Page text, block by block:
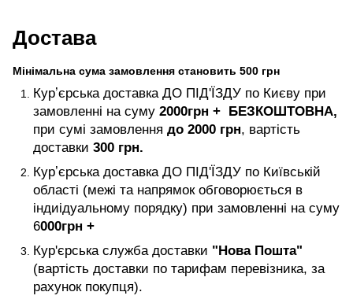
Достава
Мінімальна сума замовлення становить 500 грн
Курʼєрська доставка ДО ПІД'ЇЗДУ по Києву при
замовленні на суму 2000грн + БЕЗКОШТОВНА,
при сумі замовлення до 2000 грн, вартість
доставки 300 грн.
Курʼєрська доставка ДО ПІД'ЇЗДУ по Київській
області (межі та напрямок обговорюється в
індиідуальному порядку) при замовленні на суму
6000грн +
Кур'єрська служба доставки "Нова Пошта"
(вартість доставки по тарифам перевізника, за
рахунок покупця).